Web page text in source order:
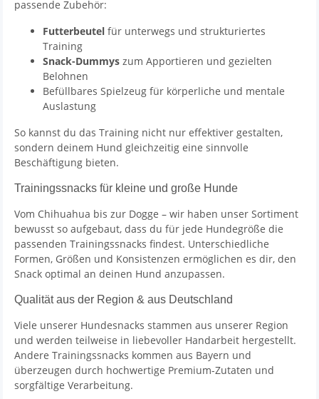
passende Zubehör:
Futterbeutel für unterwegs und strukturiertes
Training
Snack-Dummys zum Apportieren und gezielten
Belohnen
Befüllbares Spielzeug für körperliche und mentale
Auslastung
So kannst du das Training nicht nur effektiver gestalten,
sondern deinem Hund gleichzeitig eine sinnvolle
Beschäftigung bieten.
Trainingssnacks für kleine und große Hunde
Vom Chihuahua bis zur Dogge – wir haben unser Sortiment
bewusst so aufgebaut, dass du für jede Hundegröße die
passenden Trainingssnacks findest. Unterschiedliche
Formen, Größen und Konsistenzen ermöglichen es dir, den
Snack optimal an deinen Hund anzupassen.
Qualität aus der Region & aus Deutschland
Viele unserer Hundesnacks stammen aus unserer Region
und werden teilweise in liebevoller Handarbeit hergestellt.
Andere Trainingssnacks kommen aus Bayern und
überzeugen durch hochwertige Premium-Zutaten und
sorgfältige Verarbeitung.